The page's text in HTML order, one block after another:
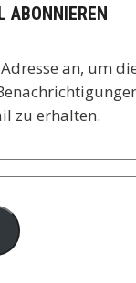
ABONNIEREN
an, um
zu erhalten.